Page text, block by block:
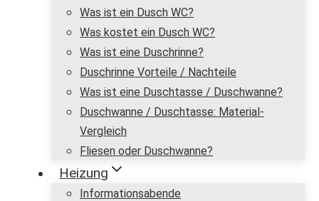
Was ist ein Dusch WC?
Was kostet ein Dusch WC?
Was ist eine Duschrinne?
Duschrinne Vorteile / Nachteile
Was ist eine Duschtasse / Duschwanne?
Duschwanne / Duschtasse: Material-
Vergleich
Fliesen oder Duschwanne?
Heizung
Informationsabende